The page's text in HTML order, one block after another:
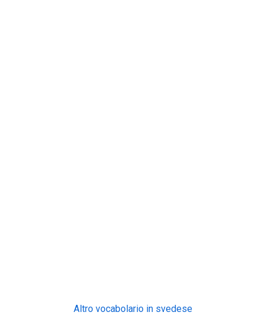
Altro vocabolario in svedese